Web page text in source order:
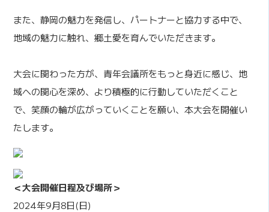
また、静岡の魅力を発信し、パートナーと協力する中で、
地域の魅力に触れ、郷土愛を育んでいただきます。
大会に関わった方が、青年会議所をもっと身近に感じ、地
域への関心を深め、より積極的に行動していただくこと
で、笑顔の輪が広がっていくことを願い、本大会を開催い
たします。
＜大会開催日程及び場所＞
2024年9月8日(日)